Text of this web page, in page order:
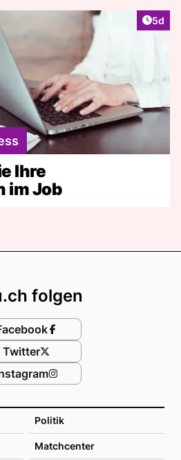
5d
Ihre
im Job
Politik
Matchcenter
folgen
Twitter